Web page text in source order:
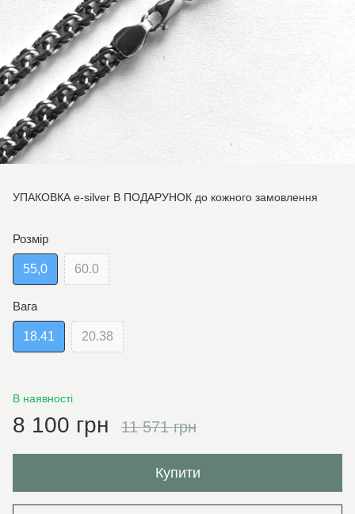
УПАКОВКА e-silver В ПОДАРУНОК до кожного замовлення
Розмір
55,0 60.0
Вага
18.41 20.38
В наявності
8 100 грн 11 571 грн
Купити